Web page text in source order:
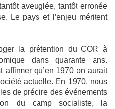
aveuglée, tantôt erronée
Le pays et l’enjeu méritent
la prétention du COR à
dans quarante ans.
affirmer qu’en 1970 on aurait
actuelle. En 1970, nous
de prédire des événements
du camp socialiste, la